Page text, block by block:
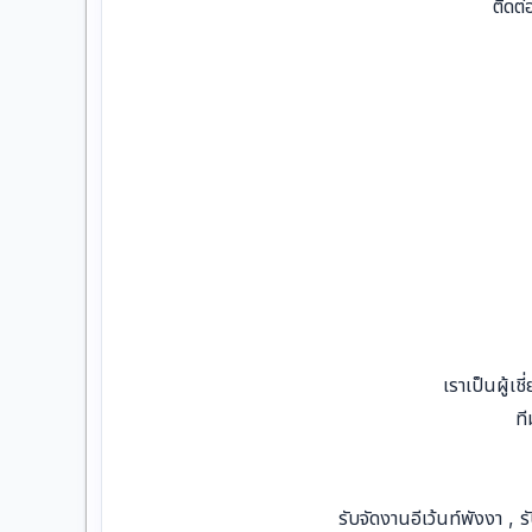
ติดต่
เราเป็นผู้เ
ที
รับจัดงานอีเว้นท์พังงา ,